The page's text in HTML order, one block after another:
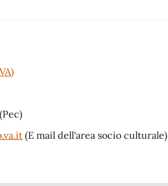
(Pec)
(E mail dell'area socio culturale)